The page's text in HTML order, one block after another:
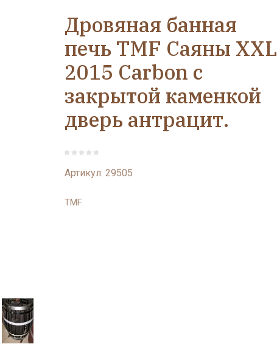
Дровяная банная
печь TMF Саяны XXL
2015 Carbon с
закрытой каменкой
дверь антрацит.
Артикул: 29505
TMF